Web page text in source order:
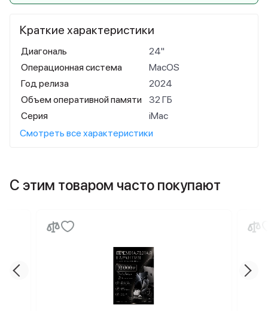
Краткие характеристики
Диагональ
24"
Операционная система
MacOS
Год релиза
2024
Объем оперативной памяти
32 ГБ
Серия
iMac
Смотреть все характеристики
С этим товаром часто покупают